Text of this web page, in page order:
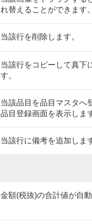
れ替えることができます。
当該行を削除します。
当該行をコピーして真下
す。
当該品目を品目マスタへ
品目登録画面を表示しま
当該行に備考を追加しま
金額(税抜)の合計値が自